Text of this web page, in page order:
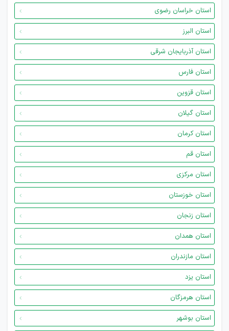
استان خراسان رضوی
استان البرز
استان آذربایجان شرقی
استان فارس
استان قزوین
استان گیلان
استان کرمان
استان قم
استان مرکزی
استان خوزستان
استان زنجان
استان همدان
استان مازندران
استان یزد
استان هرمزگان
استان بوشهر